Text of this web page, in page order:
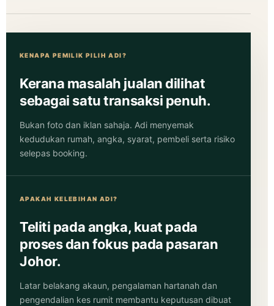
KENAPA PEMILIK PILIH ADI?
Kerana masalah jualan dilihat
sebagai satu transaksi penuh.
Bukan foto dan iklan sahaja. Adi menyemak
kedudukan rumah, angka, syarat, pembeli serta risiko
selepas booking.
APAKAH KELEBIHAN ADI?
Teliti pada angka, kuat pada
proses dan fokus pada pasaran
Johor.
Latar belakang akaun, pengalaman hartanah dan
pengendalian kes rumit membantu keputusan dibuat